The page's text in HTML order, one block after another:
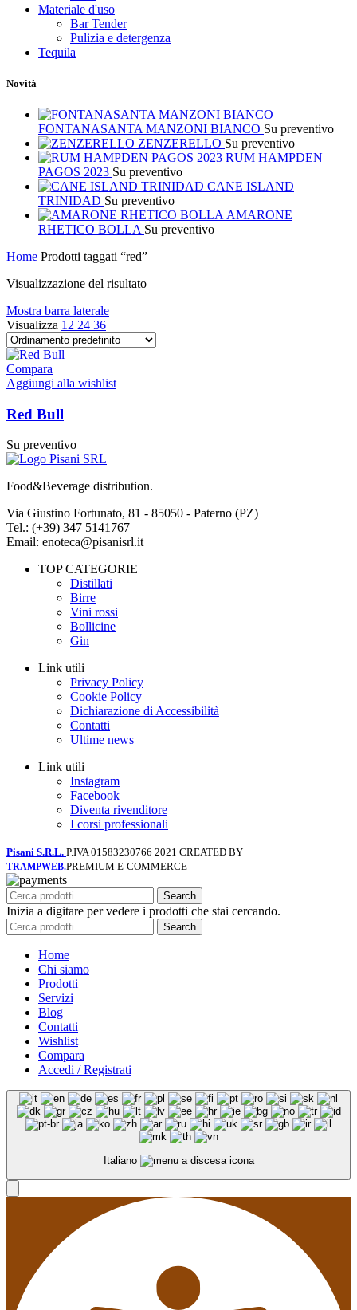
Materiale d'uso
Bar Tender
Pulizia e detergenza
Tequila
Novità
FONTANASANTA MANZONI BIANCO Su preventivo
ZENZERELLO Su preventivo
RUM HAMPDEN
PAGOS 2023 Su preventivo
CANE ISLAND
TRINIDAD Su preventivo
AMARONE
RHETICO BOLLA Su preventivo
Home Prodotti taggati “red”
Visualizzazione del risultato
Mostra barra laterale
Visualizza 12 24 36
Compara
Aggiungi alla wishlist
Red Bull
Su preventivo
Food&Beverage distribution.
Via Giustino Fortunato, 81 - 85050 - Paterno (PZ)
Tel.: (+39) 347 5141767
Email: enoteca@pisanisrl.it
TOP CATEGORIE
Distillati
Birre
Vini rossi
Bollicine
Gin
Link utili
Privacy Policy
Cookie Policy
Dichiarazione di Accessibilità
Contatti
Ultime news
Link utili
Instagram
Facebook
Diventa rivenditore
I corsi professionali
Pisani S.R.L. P.IVA 01583230766 2021 CREATED BY
TRAMPWEB.PREMIUM E-COMMERCE
Search
Inizia a digitare per vedere i prodotti che stai cercando.
Search
Home
Chi siamo
Prodotti
Servizi
Blog
Contatti
Wishlist
Compara
Accedi / Registrati
Italiano